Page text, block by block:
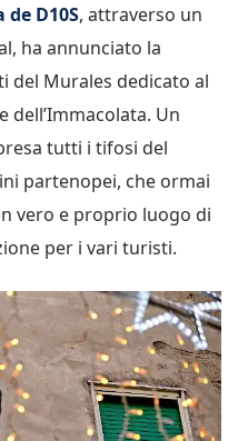
de D10S, attraverso un
ha annunciato la
del Murales dedicato al
dell’Immacolata. Un
tutti i tifosi del
partenopei, che ormai
vero e proprio luogo di
per i vari turisti.